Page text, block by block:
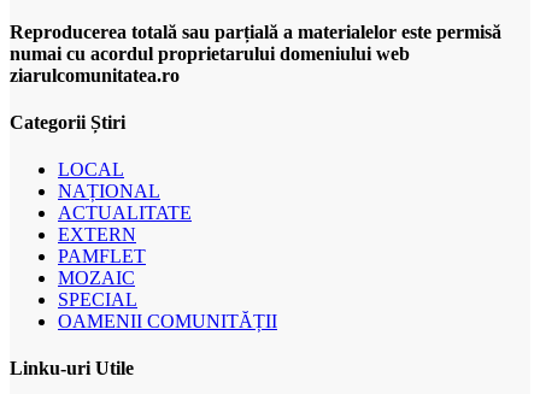
Reproducerea totală sau parțială a materialelor este permisă
numai cu acordul proprietarului domeniului web
ziarulcomunitatea.ro
Categorii Știri
LOCAL
NAȚIONAL
ACTUALITATE
EXTERN
PAMFLET
MOZAIC
SPECIAL
OAMENII COMUNITĂȚII
Linku-uri Utile